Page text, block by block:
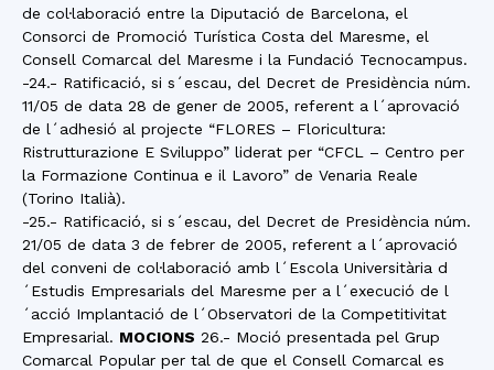
de col·laboració entre la Diputació de Barcelona, el
Consorci de Promoció Turística Costa del Maresme, el
Consell Comarcal del Maresme i la Fundació Tecnocampus.
-24.- Ratificació, si s´escau, del Decret de Presidència núm.
11/05 de data 28 de gener de 2005, referent a l´aprovació
de l´adhesió al projecte “FLORES – Floricultura:
Ristrutturazione E Sviluppo” liderat per “CFCL – Centro per
la Formazione Continua e il Lavoro” de Venaria Reale
(Torino Italià).
-25.- Ratificació, si s´escau, del Decret de Presidència núm.
21/05 de data 3 de febrer de 2005, referent a l´aprovació
del conveni de col·laboració amb l´Escola Universitària d
´Estudis Empresarials del Maresme per a l´execució de l
´acció Implantació de l´Observatori de la Competitivitat
Empresarial. MOCIONS 26.- Moció presentada pel Grup
Comarcal Popular per tal de que el Consell Comarcal es